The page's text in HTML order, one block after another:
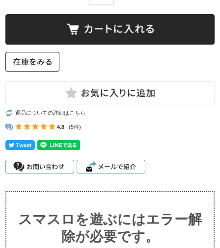
返品についての詳細はこちら
4.8 (5件)
スマスロを遊ぶにはエラー解
除が必要です。